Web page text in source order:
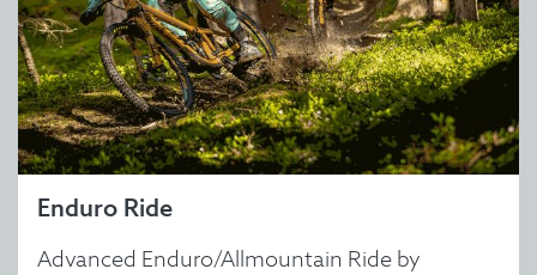
Enduro Ride
Advanced Enduro/Allmountain Ride by